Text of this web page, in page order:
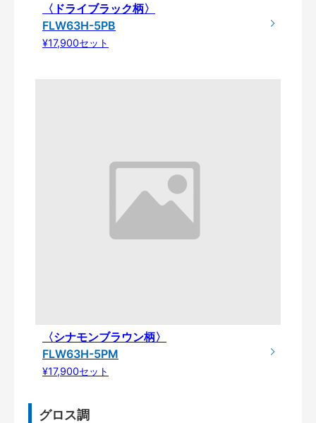
〈ドライブラック柄〉
FLW63H-5PB
¥17,900セット
〈シナモンブラウン柄〉
FLW63H-5PM
¥17,900セット
グロス調